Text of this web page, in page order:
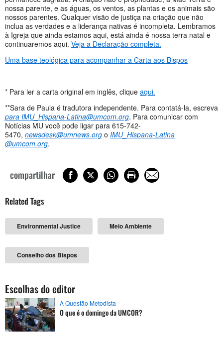
nossa parente, e as águas, os ventos, as plantas e os animais são
nossos parentes. Qualquer visão de justiça na criação que não
inclua as verdades e a liderança nativas é incompleta. Lembramos
à Igreja que ainda estamos aqui, está ainda é nossa terra natal e
continuaremos aqui. Veja a Declaração completa.
Uma base teológica para acompanhar a Carta aos Bispos
* Para ler a carta original em inglês, clique aqui.
**Sara de Paula é tradutora independente. Para contatá-la, escreva
para IMU_Hispana-Latina@umcom.org. Para comunicar com
Notícias MU você pode ligar para 615-742-
5470, newsdesk@umnews.org o IMU_Hispana-Latina
@umcom.org.
compartilhar
Related Tags
Environmental Justice Meio Ambiente
Conselho dos Bispos
Escolhas do editor
A Questão Metodista
O que é o domingo da UMCOR?